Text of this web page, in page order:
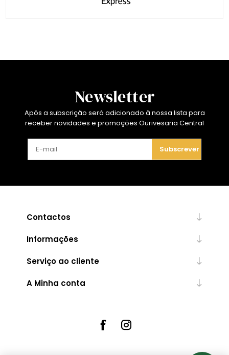
Newsletter
Após a subscrição será adicionado à nossa lista para
receber novidades e promoções Ourivesaria Central
Subscrever
Contactos
Informações
Serviço ao cliente
A Minha conta